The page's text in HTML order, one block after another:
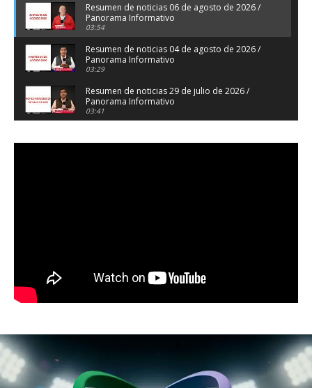
Resumen de noticias 06 de agosto de 2026 /
Panorama Informativo
03:54
Resumen de noticias 04 de agosto de 2026 /
Panorama Informativo
03:29
Resumen de noticias 29 de julio de 2026 /
Panorama Informativo
03:41
Panorama Informativo